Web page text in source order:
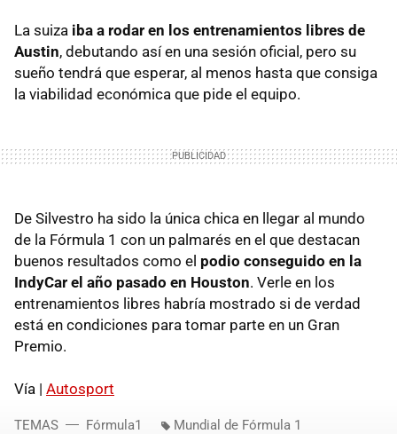
La suiza iba a rodar en los entrenamientos libres de
Austin, debutando así en una sesión oficial, pero su
sueño tendrá que esperar, al menos hasta que consiga
la viabilidad económica que pide el equipo.
De Silvestro ha sido la única chica en llegar al mundo
de la Fórmula 1 con un palmarés en el que destacan
buenos resultados como el podio conseguido en la
IndyCar el año pasado en Houston. Verle en los
entrenamientos libres habría mostrado si de verdad
está en condiciones para tomar parte en un Gran
Premio.
Vía | Autosport
TEMAS Fórmula1 Mundial de Fórmula 1